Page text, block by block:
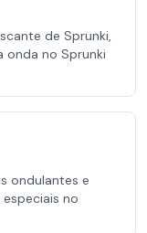
de Sprunki,
no Sprunki
ondulantes e
no